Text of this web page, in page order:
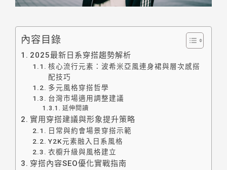
內容目錄
2025最新日系穿搭趨勢解析
核心流行元素：波希米亞風連身裙與層次感搭
配技巧
多元風格穿搭哲學
台灣市場適用調整建議
延伸閱讀
實用穿搭建議與形象提升策略
日常與約會場景穿搭示範
Y2K元素融入日系風格
衣櫥升級與風格建立
穿搭內容SEO優化實戰指南